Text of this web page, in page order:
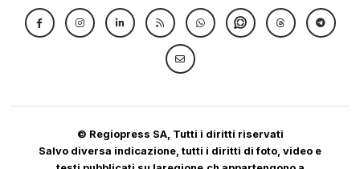
© Regiopress SA, Tutti i diritti riservati
Salvo diversa indicazione, tutti i diritti di foto, video e